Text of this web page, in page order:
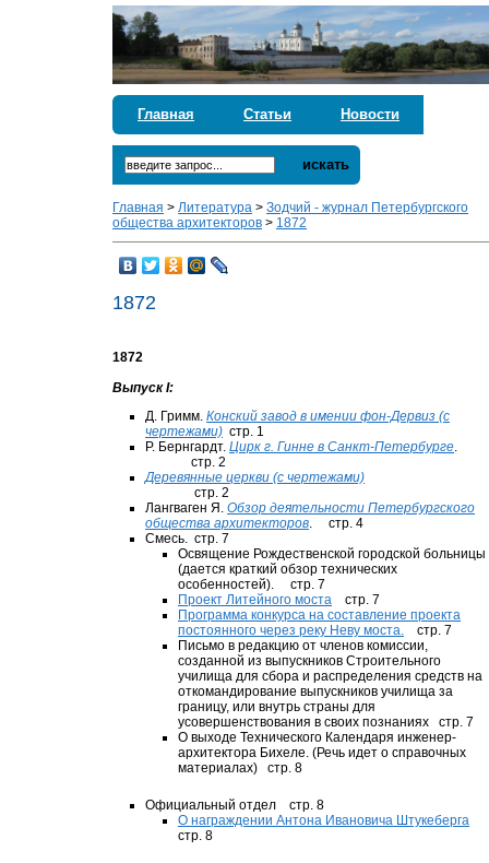
Главная Статьи Новости
искать
Главная >Литература >Зодчий - журнал Петербургского
общества архитекторов > 1872
1872
1872
Выпуск I:
Д. Гримм.Конский завод в имении фон-Дервиз (с
чертежами) стр. 1
Р. Бернгардт.Цирк г. Гинне в Санкт-Петербурге.
стр. 2
Деревянные церкви (с чертежами)
стр. 2
Лангваген Я.Обзор деятельности Петербургского
общества архитекторов. стр. 4
Смесь. стр. 7
Освящение Рождественской городской больницы
(дается краткий обзор технических
особенностей). стр. 7
Проект Литейного моста стр. 7
Программа конкурса на составление проекта
постоянного через реку Неву моста. стр. 7
Письмо в редакцию от членов комиссии,
созданной из выпускников Строительного
училища для сбора и распределения средств на
откомандирование выпускников училища за
границу, или внутрь страны для
усовершенствования в своих познаниях стр. 7
О выходе Технического Календаря инженер-
архитектора Бихеле. (Речь идет о справочных
материалах) стр. 8
Официальный отдел стр. 8
О награждении Антона Ивановича Штукеберга
стр. 8